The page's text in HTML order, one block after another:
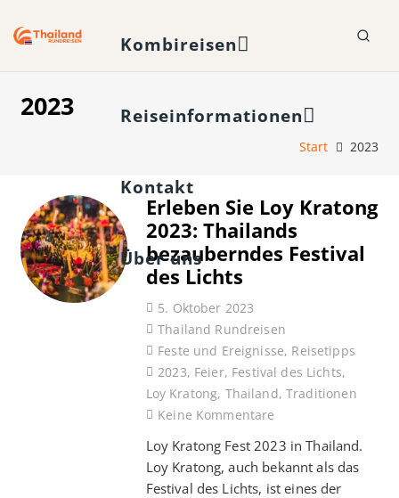
Kombireisen
Reiseinformationen
Kontakt
Über uns
2023
Start 2023
Erleben Sie Loy Kratong
2023: Thailands
bezauberndes Festival
des Lichts
5. Oktober 2023
Thailand Rundreisen
Feste und Ereignisse, Reisetipps
2023, Feier, Festival des Lichts,
Loy Kratong, Thailand,Traditionen
Keine Kommentare
Loy Kratong Fest 2023 in Thailand.
Loy Kratong, auch bekannt als das
Festival des Lichts, ist eines der